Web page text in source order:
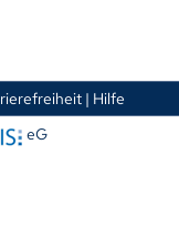
| Hilfe
eG